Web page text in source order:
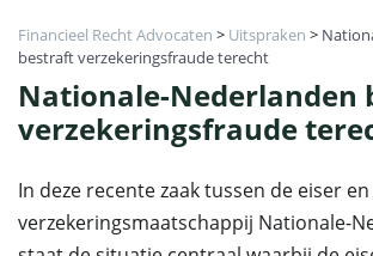
Financieel Recht Advocaten > Uitspraken >
bestraft verzekeringsfraude terecht
Nationale-Nederlanden
verzekeringsfraude
In deze recente zaak tussen de eiser
verzekeringsmaatschappij Nationale-